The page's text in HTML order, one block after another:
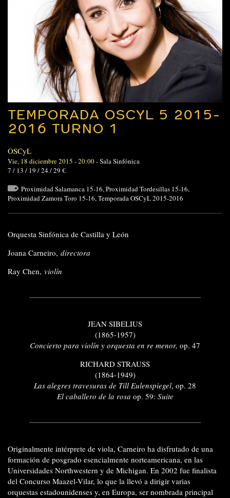
TEMPORADA OSCYL 5 2015-
2016 TURNO 1
OSCyL
Vie, 18 diciembre 2015 - 20:00-Sala Sinfónica
7 / 13 / 19 / 24 / 29 €
Proximidad Salamanca 15-16,Proximidad Tordesillas 15-16,
Proximidad Zamora Toro 15-16,Temporada OSCyL 2015-2016
Orquesta Sinfónica de Castilla y León
Joana Carneiro, directora
Ray Chen, violín
JEAN SIBELIUS
(1865-1957)
Concierto para violín y orquesta en re menor, op. 47
RICHARD STRAUSS
(1864-1949)
Las alegres travesuras de Till Eulenspiegel, op. 28
El caballero de la rosa op. 59: Suite
Originalmente intérprete de viola, Carneiro ha disfrutado de una
formación de posgrado esencialmente norteamericana, en las
Universidades Northwestern y de Michigan. En 2002 fue finalista
del Concurso Maazel-Vilar, lo que la llevó a dirigir varias
orquestas estadounidenses y, en Europa, ser nombrada principal